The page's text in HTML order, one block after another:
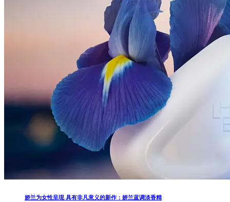
娇兰为女性呈现 具有非凡意义的新作：娇兰蓝调淡香精